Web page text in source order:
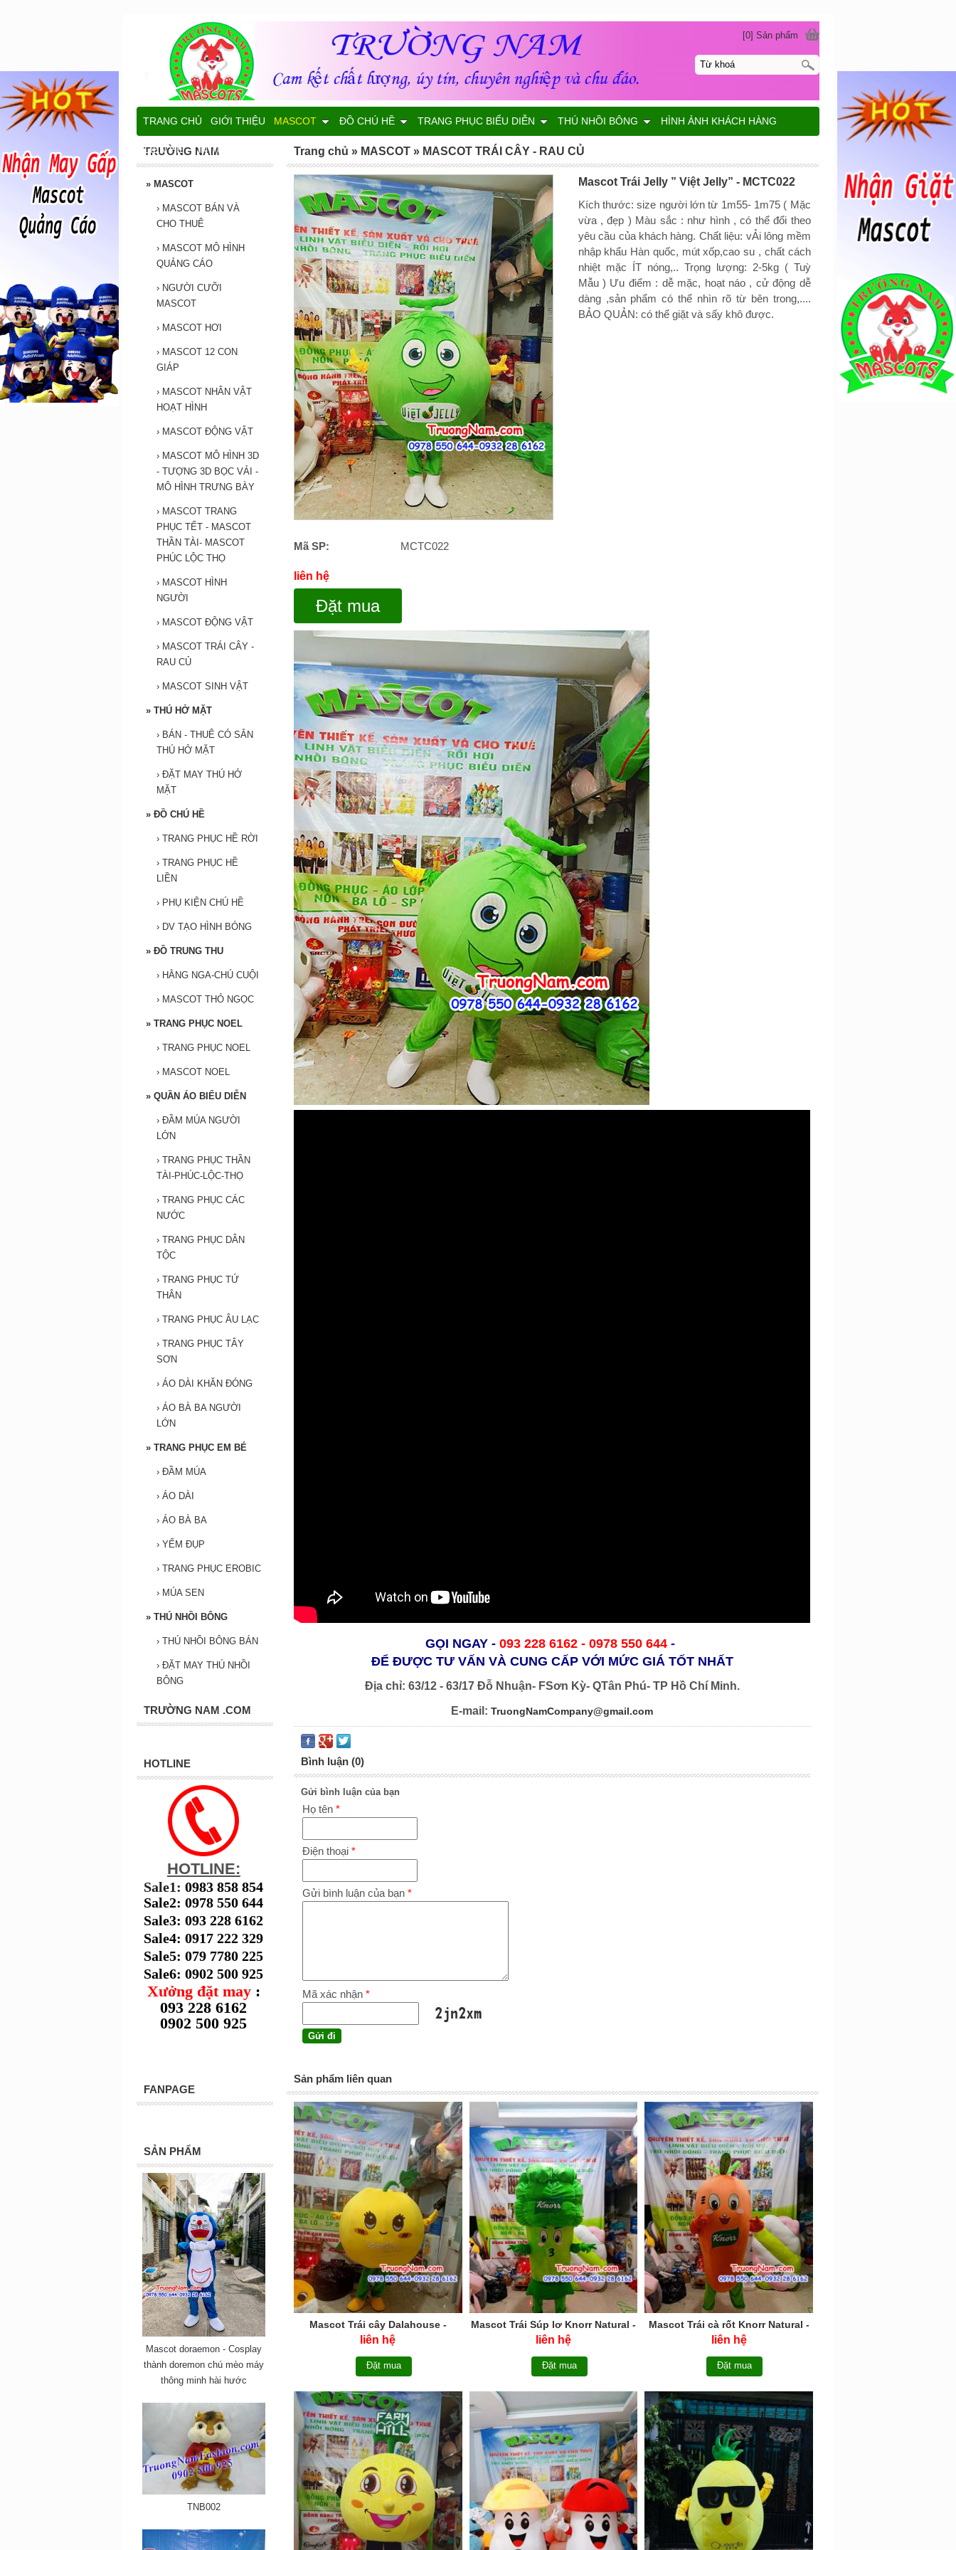
Mascot Trái Jelly ” Việt Jelly” - MCTC022
Kích thước: size người lớn từ 1m55- 1m75 ( Mặc
vừa , đẹp ) Màu sắc : như hình , có thể đổi theo
yêu cầu của khách hàng. Chất liệu: vẢi lông mềm
nhập khẩu Hàn quốc, mút xốp,cao su , chất cách
nhiệt mặc ÍT nóng,.. Trọng lượng: 2-5kg ( Tuỳ
Mẫu ) Ưu điểm : dễ mặc, hoạt náo , cử động dễ
dàng ,sản phẩm có thể nhìn rõ từ bên trong,....
BẢO QUẢN: có thể giặt và sấy khô được.
Mã SP: MCTC022
liên hệ
Đặt mua
GỌI NGAY-093 228 6162 -0978 550 644 -
ĐỂ ĐƯỢC TƯ VẤN VÀ CUNG CẤP VỚI MỨC GIÁ TỐT NHẤT
Địa chỉ: 63/12 - 63/17 Đỗ Nhuận- FSơn Kỳ- QTân Phú- TP Hồ Chí Minh.
E-mail:TruongNamCompany@gmail.com
Bình luận (0)
Gửi bình luận của bạn
Họ tên*
Điện thoại*
Gửi bình luận của bạn*
Mã xác nhận*
Sản phẩm liên quan
Mascot Trái cây Dalahouse -
MCTC026
liên hệ
Đặt mua
Mascot Trái Súp lơ Knorr Natural -
MCTC025
liên hệ
Đặt mua
Mascot Trái cà rốt Knorr Natural -
MCTC025
liên hệ
Đặt mua
Trang chủ » MASCOT » MASCOT TRÁI CÂY - RAU CỦ
TRƯỜNG NAM
» MASCOT
› MASCOT BÁN VÀ
CHO THUÊ
› MASCOT MÔ HÌNH
QUẢNG CÁO
› NGƯỜI CƯỠI
MASCOT
› MASCOT HƠI
› MASCOT 12 CON
GIÁP
› MASCOT NHÂN VẬT
HOẠT HÌNH
› MASCOT ĐỘNG VẬT
› MASCOT MÔ HÌNH 3D
- TƯỢNG 3D BỌC VẢI -
MÔ HÌNH TRƯNG BÀY
› MASCOT TRANG
PHỤC TẾT - MASCOT
THẦN TÀI- MASCOT
PHÚC LỘC THỌ
› MASCOT HÌNH
NGƯỜI
› MASCOT ĐỘNG VẬT
› MASCOT TRÁI CÂY -
RAU CỦ
› MASCOT SINH VẬT
» THÚ HỞ MẶT
› BÁN - THUÊ CÓ SẮN
THÚ HỞ MẶT
› ĐẶT MAY THÚ HỞ
MẶT
» ĐỒ CHÚ HỀ
› TRANG PHỤC HỀ RỜI
› TRANG PHỤC HỀ
LIỀN
› PHỤ KIỆN CHÚ HỀ
› DV TẠO HÌNH BÓNG
» ĐỒ TRUNG THU
› HẰNG NGA-CHÚ CUỘI
› MASCOT THỎ NGỌC
» TRANG PHỤC NOEL
› TRANG PHỤC NOEL
› MASCOT NOEL
» QUẦN ÁO BIỂU DIỄN
› ĐẦM MÚA NGƯỜI
LỚN
› TRANG PHỤC THẦN
TÀI-PHÚC-LỘC-THỌ
› TRANG PHỤC CÁC
NƯỚC
› TRANG PHỤC DÂN
TỘC
› TRANG PHỤC TỨ
THÂN
› TRANG PHỤC ÂU LẠC
› TRANG PHỤC TÂY
SƠN
› ÁO DÀI KHĂN ĐÓNG
› ÁO BÀ BA NGƯỜI
LỚN
» TRANG PHỤC EM BÉ
› ĐẦM MÚA
› ÁO DÀI
› ÁO BÀ BA
› YẾM ĐỤP
› TRANG PHỤC EROBIC
› MÚA SEN
» THÚ NHỒI BÔNG
› THÚ NHỒI BÔNG BÁN
› ĐẶT MAY THÚ NHỒI
BÔNG
TRƯỜNG NAM .COM
HOTLINE
HOTLINE:
Sale1:0983 858 854
Sale2: 0978 550 644
Sale3: 093 228 6162
Sale4: 0917 222 329
Sale5: 079 7780 225
Sale6: 0902 500 925
Xưởng đặt may:
093 228 6162
0902 500 925
FANPAGE
SẢN PHẨM
Mascot doraemon - Cosplay
thành doremon chú mèo máy
thông minh hài hước
TNB002
[0] Sản phẩm
TRANG CHỦ GIỚI THIỆU MASCOT ĐỒ CHÚ HỀ TRANG PHỤC BIỂU DIỄN THÚ NHỒI BÔNG HÌNH ẢNH KHÁCH HÀNG
LIÊN HỆ TIN TỨC